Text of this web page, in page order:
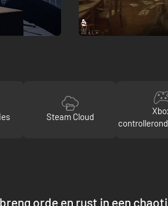
Steam Cloud
orde en rust in een